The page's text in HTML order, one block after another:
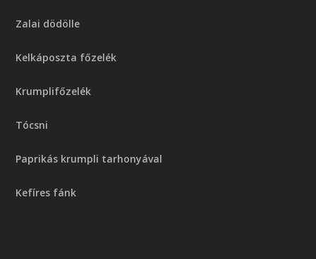
Zalai dödölle
Kelkáposzta főzelék
Krumplifőzelék
Tócsni
Paprikás krumpli tarhonyával
Kefíres fánk